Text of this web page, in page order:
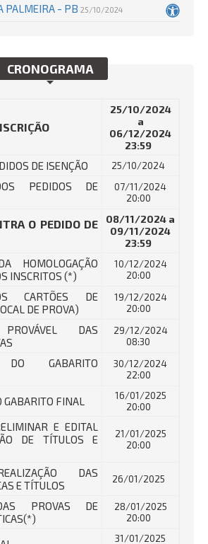
PALMEIRA - PB 25/10/2024
CRONOGRAMA
25/10/2024
a
06/12/2024
23:59
DE ISENÇÃO 25/10/2024
PEDIDOS DE
07/11/2024
20:00
O PEDIDO DE
08/11/2024 a
09/11/2024
23:59
HOMOLOGAÇÃO
INSCRITOS (*)
10/12/2024
20:00
CARTÕES DE
DE PROVA)
19/12/2024
20:00
PROVÁVEL DAS
29/12/2024
08:30
DO GABARITO
30/12/2024
22:00
GABARITO FINAL
16/01/2025
20:00
E EDITAL
DE TÍTULOS E
21/01/2025
20:00
DAS
E TÍTULOS
26/01/2025
PROVAS DE
28/01/2025
20:00
31/01/2025